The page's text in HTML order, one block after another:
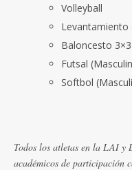
Volleyball
Levantamiento
Baloncesto 3×3
Futsal
Softbol
Todos los atletas en la LAI y
académicos de participación